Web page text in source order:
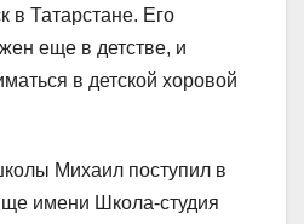
в Татарстане. Его
еще в детстве, и
в детской хоровой
Михаил поступил в
имени Школа-студия